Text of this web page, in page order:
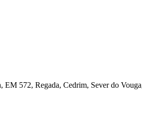
EM 572, Regada, Cedrim, Sever do